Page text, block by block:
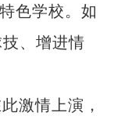
色学校。如
、增进情
激情上演，